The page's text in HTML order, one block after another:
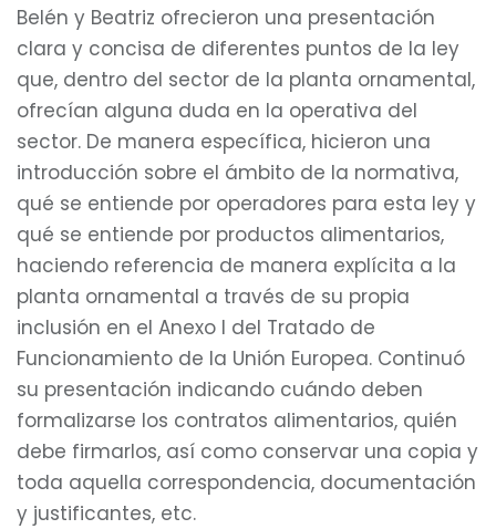
Belén y Beatriz ofrecieron una presentación
clara y concisa de diferentes puntos de la ley
que, dentro del sector de la planta ornamental,
ofrecían alguna duda en la operativa del
sector. De manera específica, hicieron una
introducción sobre el ámbito de la normativa,
qué se entiende por operadores para esta ley y
qué se entiende por productos alimentarios,
haciendo referencia de manera explícita a la
planta ornamental a través de su propia
inclusión en el Anexo I del Tratado de
Funcionamiento de la Unión Europea. Continuó
su presentación indicando cuándo deben
formalizarse los contratos alimentarios, quién
debe firmarlos, así como conservar una copia y
toda aquella correspondencia, documentación
y justificantes, etc.